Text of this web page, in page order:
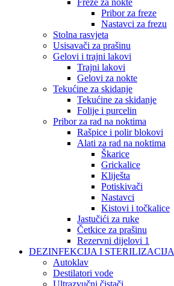
Freze za nokte
Pribor za freze
Nastavci za frezu
Stolna rasvjeta
Usisavači za prašinu
Gelovi i trajni lakovi
Trajni lakovi
Gelovi za nokte
Tekućine za skidanje
Tekućine za skidanje
Folije i purcelin
Pribor za rad na noktima
Rašpice i polir blokovi
Alati za rad na noktima
Škarice
Grickalice
Kliješta
Potiskivači
Nastavci
Kistovi i točkalice
Jastučići za ruke
Četkice za prašinu
Rezervni dijelovi 1
DEZINFEKCIJA I STERILIZACIJA
Autoklav
Destilatori vode
Ultrazvučni čistači